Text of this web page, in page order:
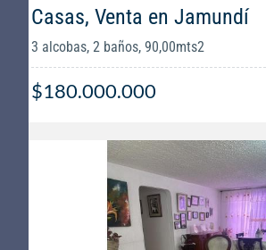
Casas, Venta en Jamundí
3 alcobas, 2 baños, 90,00mts2
$180.000.000